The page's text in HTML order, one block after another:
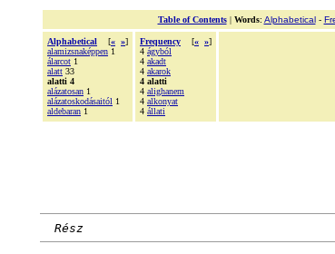
Table of Contents| Words: Alphabetical-
Alphabetical [« »]
alamizsnaképpen 1
álarcot 1
alatt 33
alatti 4
alázatosan 1
alázatoskodásaitól 1
aldebaran 1
Frequency [« »]
4 ágyból
4 akadt
4 akarok
4 alatti
4 alighanem
4 alkonyat
4 állati
Rész